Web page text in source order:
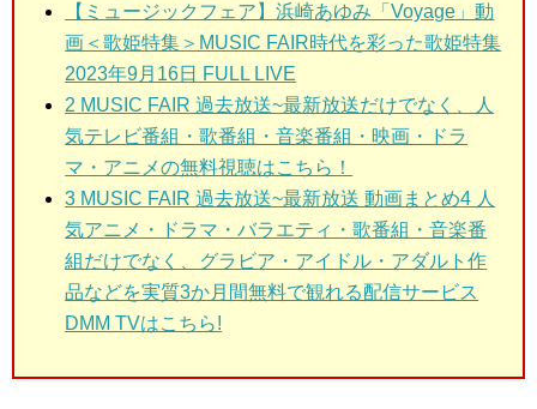
【ミュージックフェア】浜崎あゆみ「Voyage」動
画＜歌姫特集＞MUSIC FAIR時代を彩った歌姫特集
2023年9月16日 FULL LIVE
2 MUSIC FAIR 過去放送~最新放送だけでなく、人
気テレビ番組・歌番組・音楽番組・映画・ドラ
マ・アニメの無料視聴はこちら！
3 MUSIC FAIR 過去放送~最新放送 動画まとめ4 人
気アニメ・ドラマ・バラエティ・歌番組・音楽番
組だけでなく、グラビア・アイドル・アダルト作
品などを実質3か月間無料で観れる配信サービス
DMM TVはこちら!